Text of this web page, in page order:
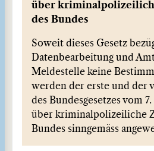
über
des Bundes
Soweit dieses Gesetz
Datenbearbeitung und
Meldestelle keine
werden der erste und der
des Bundesgesetzes vom
über kriminalpolizeiliche
Bundes sinngemäss